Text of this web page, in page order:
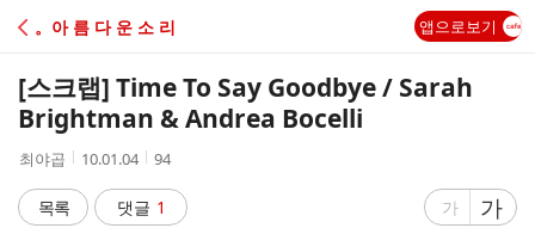
C
A
。아 름 다 운 소 리 앱으로보기
[스크랩] Time To Say Goodbye / Sarah
Brightman & Andrea Bocelli
작
자
최야곱
작
시
간
10.01.04
조
수
94
목록 댓글 1
글
가
글
가